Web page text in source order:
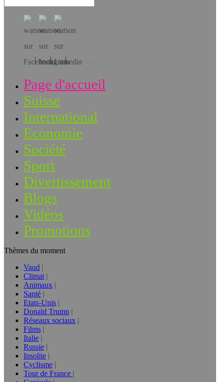
Téléchargez l’app!
Page d'accueil
Suisse
International
Economie
Société
Sport
Divertissement
Blogs
Vidéos
Promotions
Thèmes du moment
Vaud
Climat
Animaux
Santé
Etats-Unis
Donald Trump
Réseaux sociaux
Films
Italie
Russie
Insolite
Cyclisme
Tour de France